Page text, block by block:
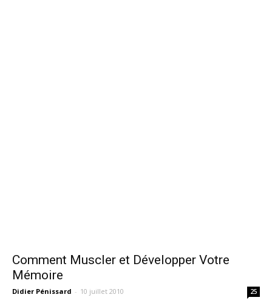
Comment Muscler et Développer Votre
Mémoire
Didier Pénissard - 10 juillet 2010 25